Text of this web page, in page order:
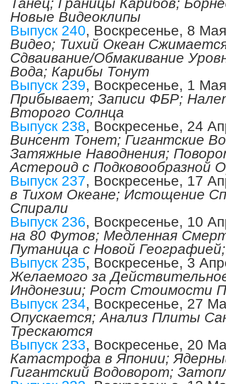
Танец; Границы Карибов;
Новые Видеоклипы
Выпуск 240, Воскресенье, 8
Видео; Тихий Океан
Сдваивание/Обмакивание
Вода; Карибы Тонут
Выпуск 239, Воскресенье, 1
Прибывает; Записи ФБР;
Второго Солнца
Выпуск 238, Воскресенье, 24
Винсент Тонет; Гигантские
Затяжные Наводнения;
Астероид с Подковообразной
Выпуск 237, Воскресенье, 17
в Тихом Океане; Истощение
Спирали
Выпуск 236, Воскресенье, 10
на 80 Футов; Медленная
Путаница с Новой
Выпуск 235, Воскресенье, 3
Желаемого за
Индонезии; Рост Стоимости
Выпуск 234, Воскресенье, 27
Опускается; Анализ Плиты
Трескаются
Выпуск 233, Воскресенье, 20
Катастрофа в Японии;
Гигантский Водоворот;